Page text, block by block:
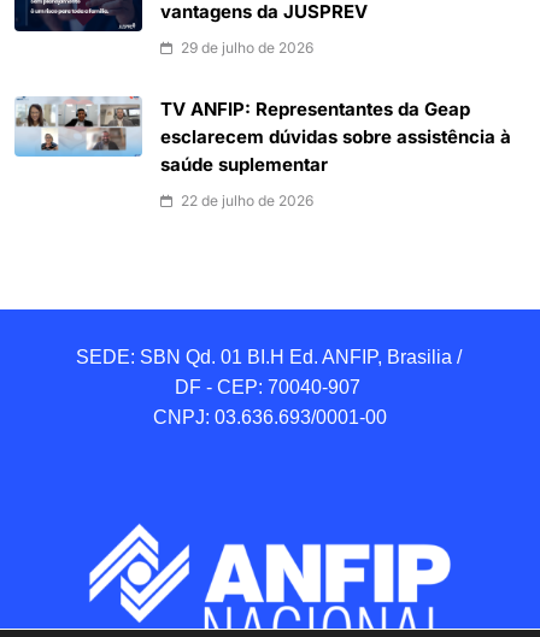
vantagens da JUSPREV
29 de julho de 2026
TV ANFIP: Representantes da Geap
esclarecem dúvidas sobre assistência à
saúde suplementar
22 de julho de 2026
SEDE: SBN Qd. 01 BI.H Ed. ANFIP, Brasilia /
DF - CEP: 70040-907
CNPJ: 03.636.693/0001-00